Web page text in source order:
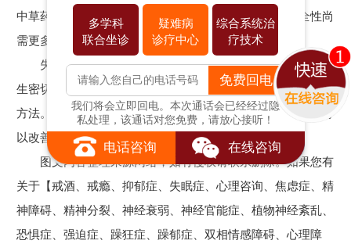
中草药等，来治疗失眠。然而，这些方法的有效性和安全性尚
需更多的科学证据支持。
失眠症的治疗需要个体化和综合性的方法。患者应该与医
生密切合作，根据自己的病情和医生的建议选择最合适的治疗
方法。通过持续的治疗和生活方式的调整，大多数失眠患者可
以改善睡眠质量，提高生活质量。
图文内容整理来源网络，如有侵权请联系删除。如果您有
关于【戒酒、戒瘾、抑郁症、失眠症、心理咨询、焦虑症、精
神障碍、精神分裂、神经衰弱、神经官能症、植物神经紊乱、
恐惧症、强迫症、躁狂症、躁郁症、双相情感障碍、心理障
多学科
联合坐诊
疑难病
诊疗中心
综合系统治
疗技术
免费回电
我们将会立即回电。本次通话会已经经过隐
私处理，该通话对您免费，请放心接听！
电话咨询 在线咨询